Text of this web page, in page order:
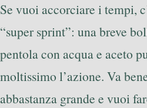
Se vuoi accorciare i tempi,
“super sprint”: una breve
pentola con acqua e aceto
moltissimo l’azione. Va
abbastanza grande e vuoi